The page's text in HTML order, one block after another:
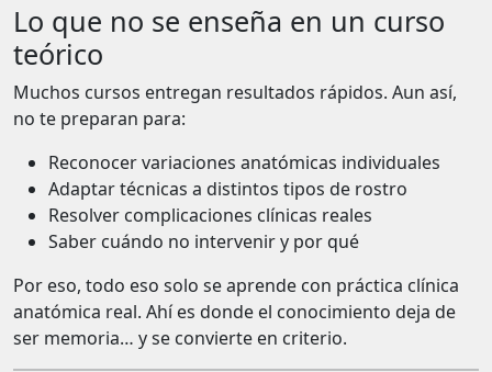
Lo que no se enseña en un curso
teórico
Muchos cursos entregan resultados rápidos. Aun así,
no te preparan para:
Reconocer variaciones anatómicas individuales
Adaptar técnicas a distintos tipos de rostro
Resolver complicaciones clínicas reales
Saber cuándo no intervenir y por qué
Por eso, todo eso solo se aprende con práctica clínica
anatómica real. Ahí es donde el conocimiento deja de
ser memoria… y se convierte en criterio.